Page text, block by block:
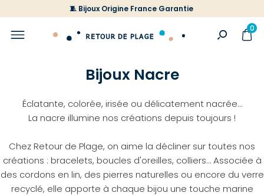
🧵 Bijoux Origine France Garantie
0
Bijoux Nacre
Éclatante, colorée, irisée ou délicatement nacrée…
La nacre illumine nos créations depuis toujours !
Chez Retour de Plage, on aime la décliner sur toutes nos
créations : bracelets, boucles d'oreilles, colliers… Associée à
des cordons en lin, des pierres naturelles ou encore du verre
recyclé, elle apporte à chaque bijou une touche marine